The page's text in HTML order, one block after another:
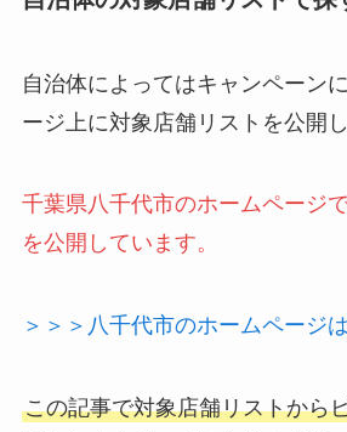
自治体によってはキャンペーン
ージ上に対象店舗リストを公開し
千葉県八千代市のホームページ
を公開しています。
＞＞＞八千代市のホームページ
この記事で対象店舗リストから